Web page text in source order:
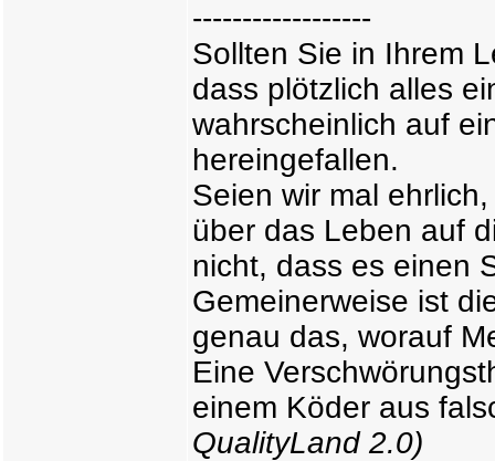
------------------
Sollten Sie in Ihrem
dass plötzlich alles
wahrscheinlich auf
hereingefallen.
Seien wir mal
über das Leben auf
nicht, dass es einen
Gemeinerweise ist
genau das, worauf
Eine
einem Köder aus
QualityLand 2.0)